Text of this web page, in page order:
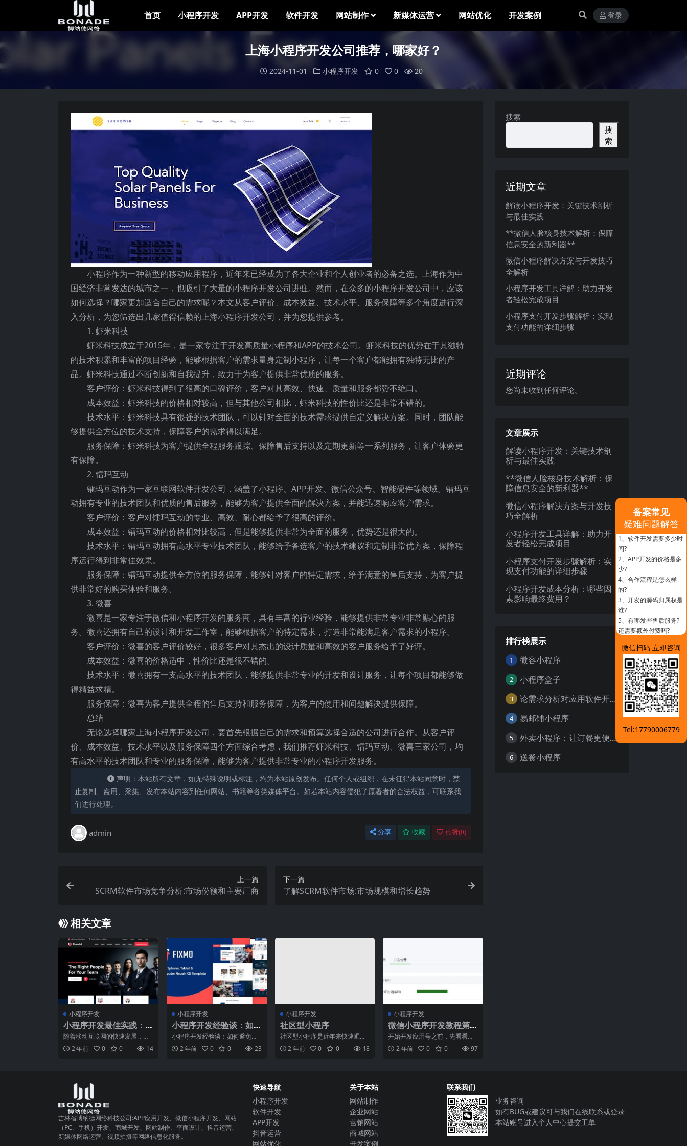
首页 小程序开发 APP开发 软件开发 网站制作 新媒体运营 网站优化 开发案例 登录
上海小程序开发公司推荐，哪家好？
2024-11-01 小程序开发 0 0 20
小程序作为一种新型的移动应用程序，近年来已经成为了各大企业和个人创业者的必备之选。上海作为中
国经济非常发达的城市之一，也吸引了大量的小程序开发公司进驻。然而，在众多的小程序开发公司中，应该
如何选择？哪家更加适合自己的需求呢？本文从客户评价、成本效益、技术水平、服务保障等多个角度进行深
入分析，为您筛选出几家值得信赖的上海小程序开发公司，并为您提供参考。
1. 虾米科技
虾米科技成立于2015年，是一家专注于开发高质量小程序和APP的技术公司。虾米科技的优势在于其独特
的技术积累和丰富的项目经验，能够根据客户的需求量身定制小程序，让每一个客户都能拥有独特无比的产
品。虾米科技通过不断创新和自我提升，致力于为客户提供非常优质的服务。
客户评价：虾米科技得到了很高的口碑评价，客户对其高效、快速、质量和服务都赞不绝口。
成本效益：虾米科技的价格相对较高，但与其他公司相比，虾米科技的性价比还是非常不错的。
技术水平：虾米科技具有很强的技术团队，可以针对全面的技术需求提供自定义解决方案。同时，团队能
够提供全方位的技术支持，保障客户的需求得以满足。
服务保障：虾米科技为客户提供全程服务跟踪、保障售后支持以及定期更新等一系列服务，让客户体验更
有保障。
2. 镭玛互动
镭玛互动作为一家互联网软件开发公司，涵盖了小程序、APP开发、微信公众号、智能硬件等领域。镭玛互
动拥有专业的技术团队和优质的售后服务，能够为客户提供全面的解决方案，并能迅速响应客户需求。
客户评价：客户对镭玛互动的专业、高效、耐心都给予了很高的评价。
成本效益：镭玛互动的价格相对比较高，但是能够提供非常为全面的服务，优势还是很大的。
技术水平：镭玛互动拥有高水平专业技术团队，能够给予备选客户的技术建议和定制非常优方案，保障程
序运行得到非常佳效果。
服务保障：镭玛互动提供全方位的服务保障，能够针对客户的特定需求，给予满意的售后支持，为客户提
供非常好的购买体验和服务。
3. 微喜
微喜是一家专注于微信和小程序开发的服务商，具有丰富的行业经验，能够提供非常专业非常贴心的服
务。微喜还拥有自己的设计和开发工作室，能够根据客户的特定需求，打造非常能满足客户需求的小程序。
客户评价：微喜的客户评价较好，很多客户对其杰出的设计质量和高效的客户服务给予了好评。
成本效益：微喜的价格适中，性价比还是很不错的。
技术水平：微喜拥有一支高水平的技术团队，能够提供非常专业的开发和设计服务，让每个项目都能够做
得精益求精。
服务保障：微喜为客户提供全程的售后支持和服务保障，为客户的使用和问题解决提供保障。
总结
无论选择哪家上海小程序开发公司，要首先根据自己的需求和预算选择合适的公司进行合作。从客户评
价、成本效益、技术水平以及服务保障四个方面综合考虑，我们推荐虾米科技、镭玛互动、微喜三家公司，均
有高水平的技术团队和专业的服务保障，能够为客户提供非常专业的小程序开发服务。
声明：本站所有文章，如无特殊说明或标注，均为本站原创发布。任何个人或组织，在未征得本站同意时，禁
止复制、盗用、采集、发布本站内容到任何网站、书籍等各类媒体平台。如若本站内容侵犯了原著者的合法权益，可联系我
们进行处理。
admin 分享 收藏 点赞(0)
上一篇
SCRM软件市场竞争分析:市场份额和主要厂商
下一篇
了解SCRM软件市场:市场规模和增长趋势
相关文章
小程序开发
小程序开发最佳实践：
提升用户体验的秘诀
随着移动互联网的快速发展，小
程序已经成为了越来越多企业和
个人开发者的首选平台。然
2 年前 0 0 14
小程序开发
小程序开发经验谈：如
何避免常见错误与陷
阱？
小程序开发经验谈：如何避免常
见错误与陷阱随着移动互联网的
快速发展，小程序已经成为
2 年前 0 0 23
小程序开发
社区型小程序
社区型小程序是近年来快速崛起
的一种全新的移动应用形态。它
融合了社交、服务、娱乐等
2 年前 0 0 18
小程序开发
微信小程序开发教程第
一章：微信小程序开发
实操指南
开始开发应用号之前，先看看官
方公布的「小程序」教程吧！
（以下内容来自微信官方公布
2 年前 0 0 97
搜索
搜
索
近期文章
解读小程序开发：关键技术剖析
与最佳实践
**微信人脸核身技术解析：保障
信息安全的新利器**
微信小程序解决方案与开发技巧
全解析
小程序开发工具详解：助力开发
者轻松完成项目
小程序支付开发步骤解析：实现
支付功能的详细步骤
近期评论
您尚未收到任何评论。
文章展示
解读小程序开发：关键技术剖
析与最佳实践
**微信人脸核身技术解析：保
障信息安全的新利器**
微信小程序解决方案与开发技
巧全解析
小程序开发工具详解：助力开
发者轻松完成项目
小程序支付开发步骤解析：实
现支付功能的详细步骤
小程序开发成本分析：哪些因
素影响最终费用？
排行榜展示
1 微容小程序
2 小程序盒子
3 论需求分析对应用软件开发的重要性
4 易邮铺小程序
5 外卖小程序：让订餐更便捷，吃货的福音
6 送餐小程序
吉林省博纳德网络科技公司:APP应用开发、微信小程序开发、网站
（PC、手机）开发、商城开发、网站制作、平面设计、抖音运营、
新媒体网络运营、视频拍摄等网络信息化服务。
快速导航
小程序开发
软件开发
APP开发
抖音运营
网站优化
关于本站
网站制作
企业网站
营销网站
商城网站
开发案例
联系我们
业务咨询
如有BUG或建议可与我们在线联系或登录
本站账号进入个人中心提交工单
备案常见
疑难问题解答
1、 软件开发需要多少时
间?
2、 APP开发的价格是多
少?
4、 合作流程是怎么样
的?
3、 开发的源码归属权是
谁?
5、 有哪发些售后服务?
还需要额外付费吗?
微信扫码 立即咨询
Tel:17790006779